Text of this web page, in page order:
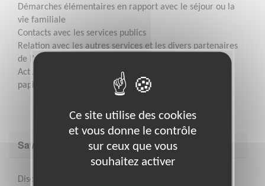
Démarches élémentaires en rapport avec le séjour ou la
vie familiale
Contacts avec les services publics
Relation avec les autres services et les divers partenaires
de l’association
Actualisation des documents administratifs en mode
papier et en mode dématérialisé
Savoir être & compétences
Discrétion et confidentialité
Ce site utilise des cookies
et vous donne le contrôle
sur ceux que vous
souhaitez activer